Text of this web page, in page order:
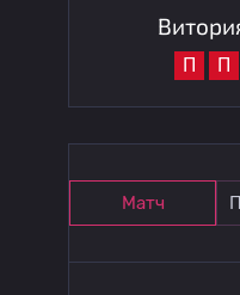
П П
Матч